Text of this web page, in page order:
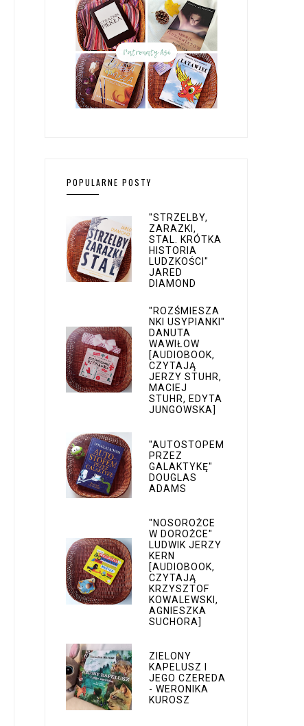
POPULARNE POSTY
"STRZELBY,
ZARAZKI,
STAL. KRÓTKA
HISTORIA
LUDZKOŚCI"
JARED
DIAMOND
"ROZŚMIESZA
NKI USYPIANKI"
DANUTA
WAWIŁOW
[AUDIOBOOK,
CZYTAJĄ
JERZY STUHR,
MACIEJ
STUHR, EDYTA
JUNGOWSKA]
"AUTOSTOPEM
PRZEZ
GALAKTYKĘ"
DOUGLAS
ADAMS
"NOSOROŻCE
W DOROŻCE"
LUDWIK JERZY
KERN
[AUDIOBOOK,
CZYTAJĄ
KRZYSZTOF
KOWALEWSKI,
AGNIESZKA
SUCHORA]
ZIELONY
KAPELUSZ I
JEGO CZEREDA
- WERONIKA
KUROSZ